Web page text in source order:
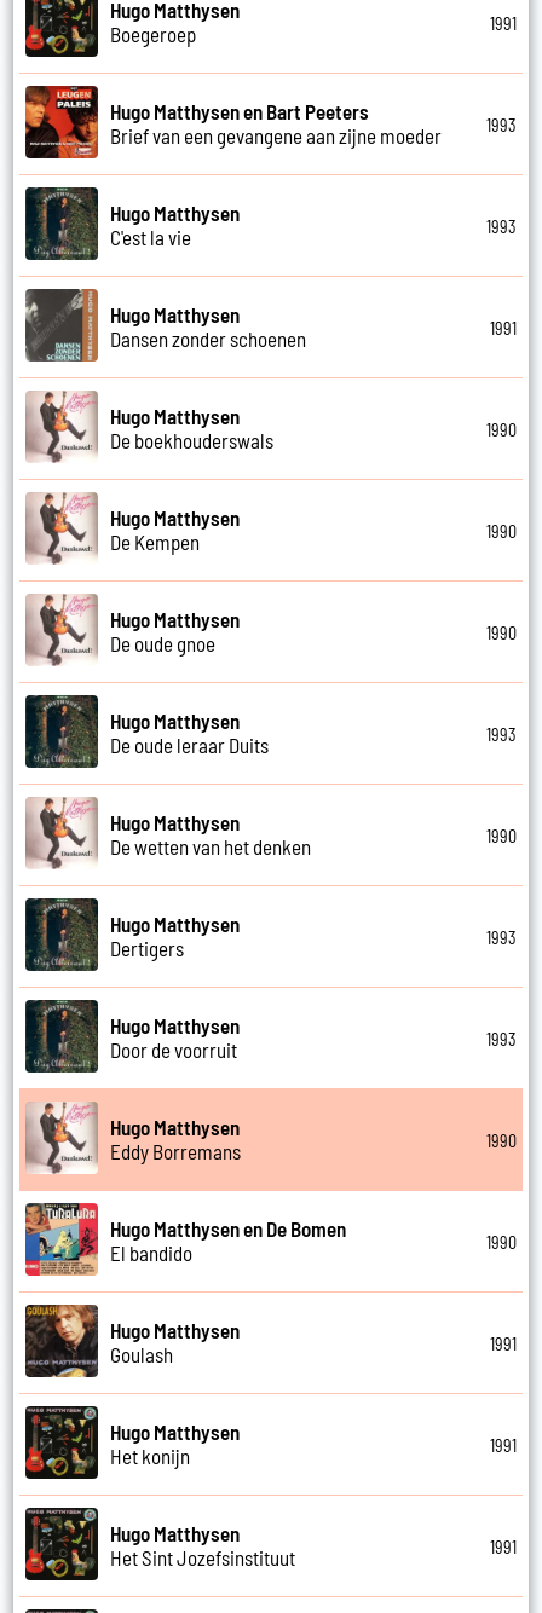
Hugo Matthysen
Boegeroep
1991
Hugo Matthysen en Bart Peeters
Brief van een gevangene aan zijne moeder
1993
Hugo Matthysen
C'est la vie
1993
Hugo Matthysen
Dansen zonder schoenen
1991
Hugo Matthysen
De boekhouderswals
1990
Hugo Matthysen
De Kempen
1990
Hugo Matthysen
De oude gnoe
1990
Hugo Matthysen
De oude leraar Duits
1993
Hugo Matthysen
De wetten van het denken
1990
Hugo Matthysen
Dertigers
1993
Hugo Matthysen
Door de voorruit
1993
Hugo Matthysen
Eddy Borremans
1990
Hugo Matthysen en De Bomen
El bandido
1990
Hugo Matthysen
Goulash
1991
Hugo Matthysen
Het konijn
1991
Hugo Matthysen
Het Sint Jozefsinstituut
1991